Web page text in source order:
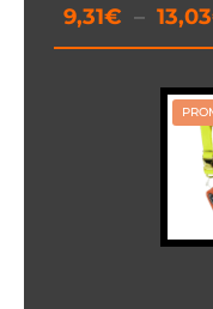
9,31€ – 13,03